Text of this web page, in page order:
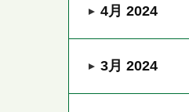
4月 2024
3月 2024